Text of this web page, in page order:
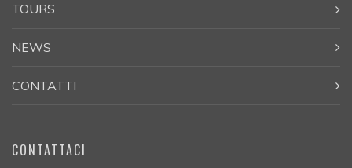
TOURS
NEWS
CONTATTI
CONTATTACI